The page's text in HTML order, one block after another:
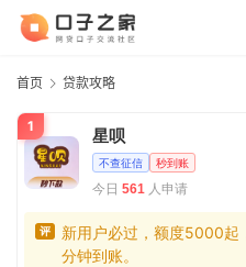
首页 贷款攻略
1 星呗
不查征信 秒到账
今日 561 人申请
评
新用户必过，额度5000起
分钟到账。